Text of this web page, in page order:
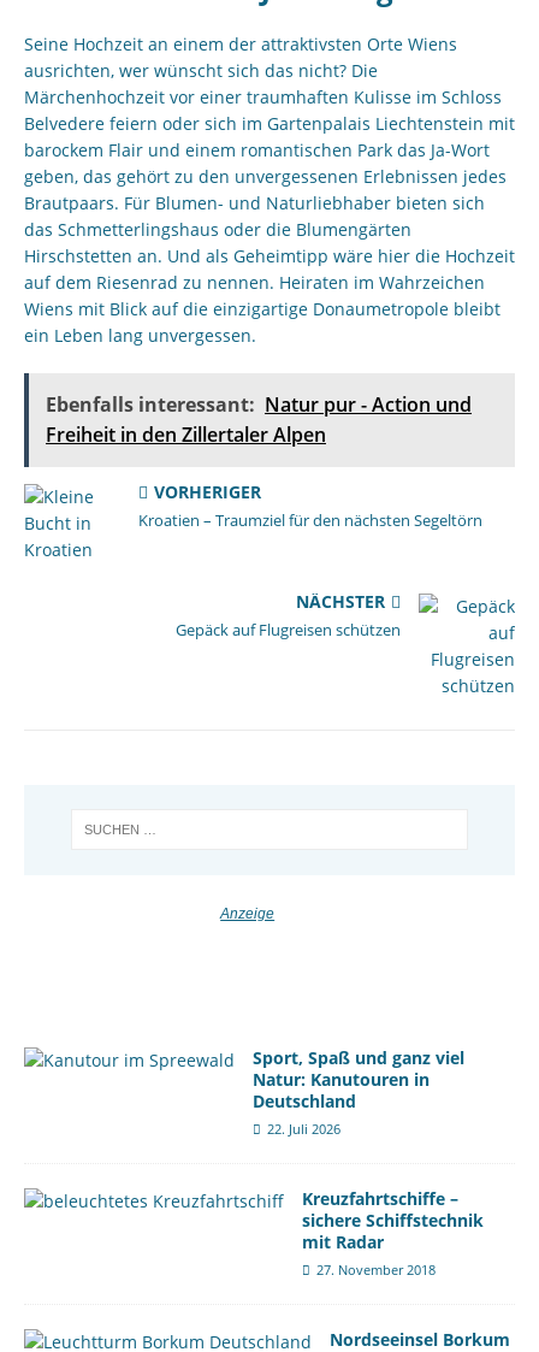
Seine Hochzeit an einem der attraktivsten Orte Wiens
ausrichten, wer wünscht sich das nicht? Die
Märchenhochzeit vor einer traumhaften Kulisse im Schloss
Belvedere feiern oder sich im Gartenpalais Liechtenstein mit
barockem Flair und einem romantischen Park das Ja-Wort
geben, das gehört zu den unvergessenen Erlebnissen jedes
Brautpaars. Für Blumen- und Naturliebhaber bieten sich
das Schmetterlingshaus oder die Blumengärten
Hirschstetten an. Und als Geheimtipp wäre hier die Hochzeit
auf dem Riesenrad zu nennen. Heiraten im Wahrzeichen
Wiens mit Blick auf die einzigartige Donaumetropole bleibt
ein Leben lang unvergessen.
Ebenfalls interessant: Natur pur - Action und
Freiheit in den Zillertaler Alpen
VORHERIGER
Kroatien – Traumziel für den nächsten Segeltörn
NÄCHSTER
Gepäck auf Flugreisen schützen
Sport, Spaß und ganz viel
Natur: Kanutouren in
Deutschland
22. Juli 2026
Kreuzfahrtschiffe –
sichere Schiffstechnik
mit Radar
27. November 2018
Nordseeinsel Borkum